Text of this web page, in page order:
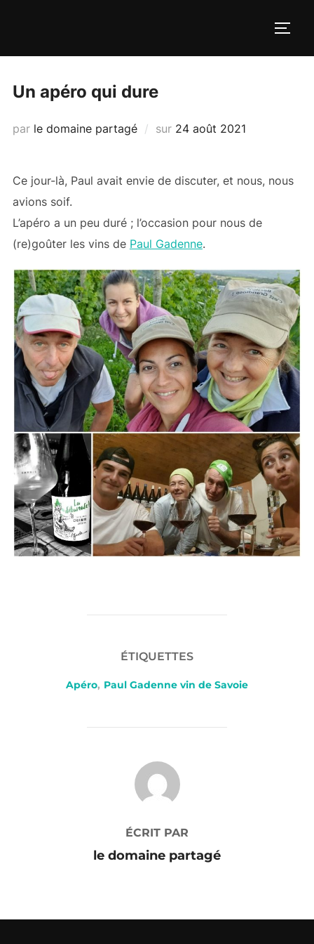
Un apéro qui dure
par le domaine partagé sur Publié
24 août 2021
Ce jour-là, Paul avait envie de discuter, et nous, nous
avions soif.
L’apéro a un peu duré ; l’occasion pour nous de
(re)goûter les vins de Paul Gadenne.
ÉTIQUETTES
Apéro, Paul Gadenne vin de Savoie
AUTEUR DE LA PUBLICATION
ÉCRIT PAR
le domaine partagé